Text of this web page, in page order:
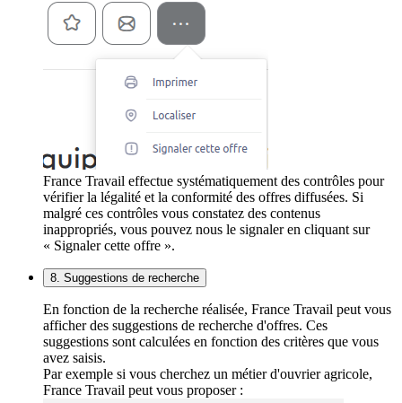
France Travail effectue systématiquement des contrôles pour
vérifier la légalité et la conformité des offres diffusées. Si
malgré ces contrôles vous constatez des contenus
inappropriés, vous pouvez nous le signaler en cliquant sur
« Signaler cette offre ».
8. Suggestions de recherche
En fonction de la recherche réalisée, France Travail peut vous
afficher des suggestions de recherche d'offres. Ces
suggestions sont calculées en fonction des critères que vous
avez saisis.
Par exemple si vous cherchez un métier d'ouvrier agricole,
France Travail peut vous proposer :